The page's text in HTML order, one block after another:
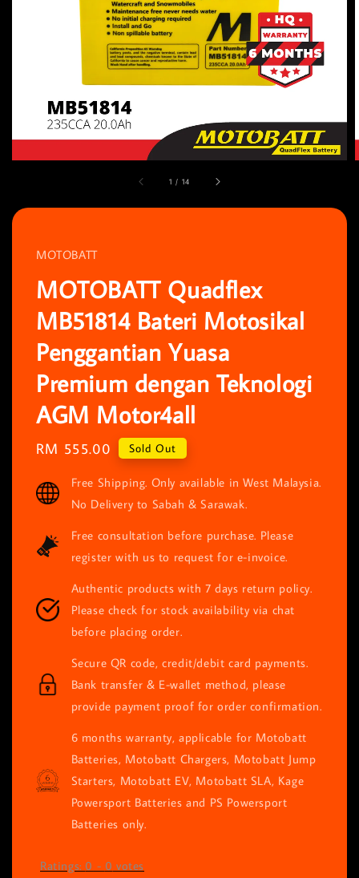
1 / 14
MOTOBATT
MOTOBATT Quadflex
MB51814 Bateri Motosikal
Penggantian Yuasa
Premium dengan Teknologi
AGM Motor4all
Regular
RM 555.00 Sold Out
Free Shipping. Only available in West Malaysia.
No Delivery to Sabah & Sarawak.
Free consultation before purchase. Please
register with us to request for e-invoice.
Authentic products with 7 days return policy.
Please check for stock availability via chat
before placing order.
Secure QR code, credit/debit card payments.
Bank transfer & E-wallet method, please
provide payment proof for order confirmation.
6 months warranty, applicable for Motobatt
Batteries, Motobatt Chargers, Motobatt Jump
Starters, Motobatt EV, Motobatt SLA, Kage
Powersport Batteries and PS Powersport
Batteries only.
Ratings: 0 - 0 votes